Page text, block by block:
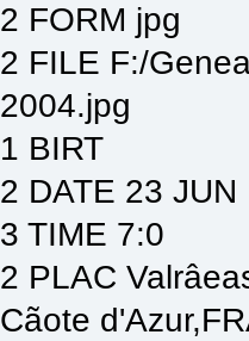
2 FORM jpg
2 FILE F:/
2004.jpg
1 BIRT
2 DATE 23 JUN
3 TIME 7:0
2 PLAC
Cãote